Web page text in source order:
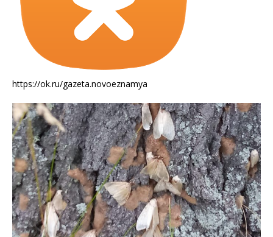
https://ok.ru/gazeta.novoeznamya